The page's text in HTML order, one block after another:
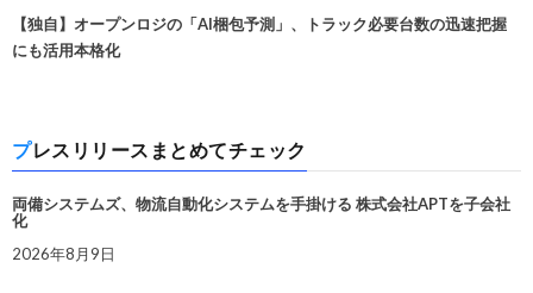
【独自】オープンロジの「AI梱包予測」、トラック必要台数の迅速把握
にも活用本格化
プレスリリースまとめてチェック
両備システムズ、物流自動化システムを手掛ける 株式会社APTを子会社
化
2026年8月9日